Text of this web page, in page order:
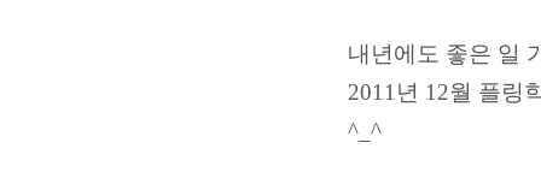
내년에도 좋은 일
2011년 12월 플링
^_^